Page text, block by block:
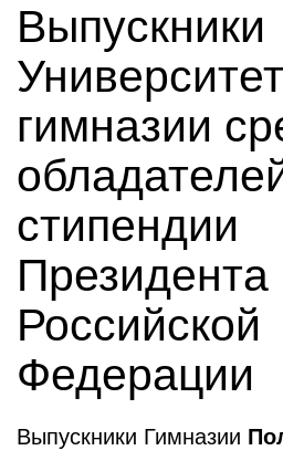
Выпускники
гимназии
стипендии
Президента
Российской
Федерации
Выпускники Гимназии